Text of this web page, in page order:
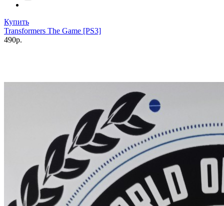
Купить
Transformers The Game [PS3]
490р.